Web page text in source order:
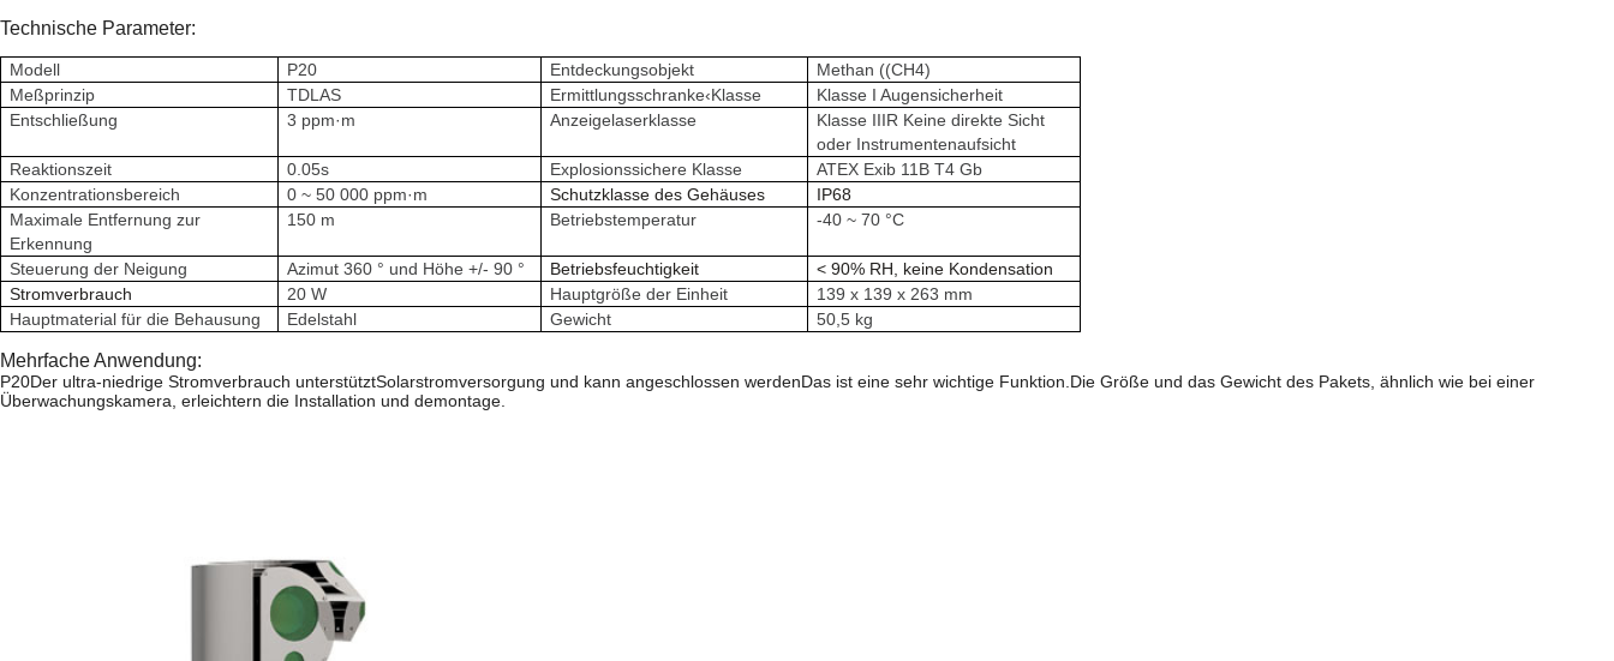
Technische Parameter:
Modell P20 Entdeckungsobjekt
Methan ((CH4)
Meßprinzip
TDLAS Ermittlungsschranke‹Klasse
Klasse I Augensicherheit
Entschließung
3 ppm·m Anzeigelaserklasse
Klasse IIIR Keine direkte Sicht
oder Instrumentenaufsicht
Reaktionszeit
0.05s Explosionssichere Klasse
ATEX Exib 11B T4 Gb
Konzentrationsbereich
0 ~ 50 000 ppm·m Schutzklasse des Gehäuses
IP68
Maximale Entfernung zur
Erkennung
150 m Betriebstemperatur -40 ~ 70 °C
Steuerung der Neigung Azimut 360 ° und Höhe +/- 90 ° Betriebsfeuchtigkeit
< 90% RH, keine Kondensation
Stromverbrauch
20 W Hauptgröße der Einheit
139 x 139 x 263 mm
Hauptmaterial für die Behausung
Edelstahl Gewicht 50,5 kg
Mehrfache Anwendung:
P20Der ultra-niedrige Stromverbrauch unterstütztSolarstromversorgung und kann angeschlossen werdenDas ist eine sehr wichtige Funktion. Die Größe und das Gewicht des Pakets, ähnlich wie bei einer
Überwachungskamera, erleichtern die Installation und demontage.